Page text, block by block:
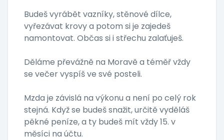
Budeš vyrábět vazníky, stěnové dílce,
vyřezávat krovy a potom si je zajedeš
namontovat. Občas si i střechu zalaťuješ.
Děláme převážně na Moravě a téměř vždy
se večer vyspíš ve své posteli.
Mzda je závislá na výkonu a není po celý rok
stejná. Když se budeš snažit, určitě vyděláš
pěkné peníze, a ty budeš mít vždy 15. v
měsíci na účtu.